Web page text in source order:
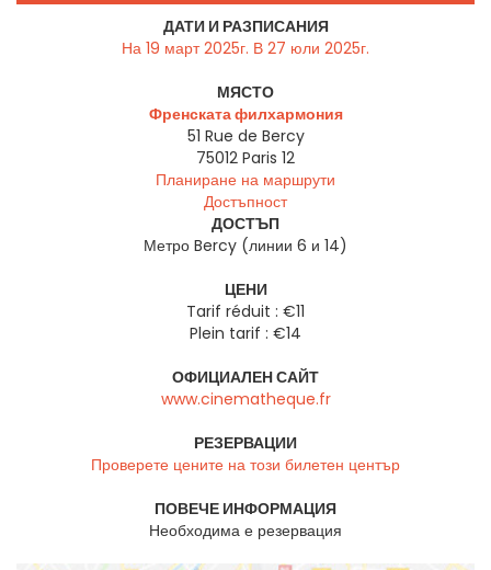
ДАТИ И РАЗПИСАНИЯ
На 19 март 2025г. В 27 юли 2025г.
МЯСТО
Френската филхармония
51 Rue de Bercy
75012 Paris 12
Планиране на маршрути
Достъпност
ДОСТЪП
Метро Bercy (линии 6 и 14)
ЦЕНИ
Tarif réduit : €11
Plein tarif : €14
ОФИЦИАЛЕН САЙТ
www.cinematheque.fr
РЕЗЕРВАЦИИ
Проверете цените на този билетен център
ПОВЕЧЕ ИНФОРМАЦИЯ
Необходима е резервация